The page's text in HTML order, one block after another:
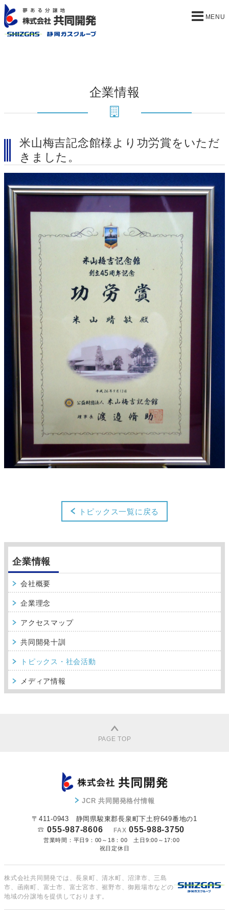
企業情報
米山梅吉記念館様より功労賞をいただ
きました。
トピックス一覧に戻る
企業情報
会社概要
企業理念
アクセスマップ
共同開発十訓
トピックス・社会活動
メディア情報
PAGE TOP
JCR 共同開発格付情報
〒411-0943 静岡県駿東郡長泉町下土狩649番地の1
055-987-8606 FAX 055-988-3750
営業時間：平日9：00～18：00 土日9:00～17:00
祝日定休日
株式会社共同開発では、長泉町、清水町、沼津市、三島
市、函南町、富士市、富士宮市、裾野市、御殿場市などの
地域の分譲地を提供しております。